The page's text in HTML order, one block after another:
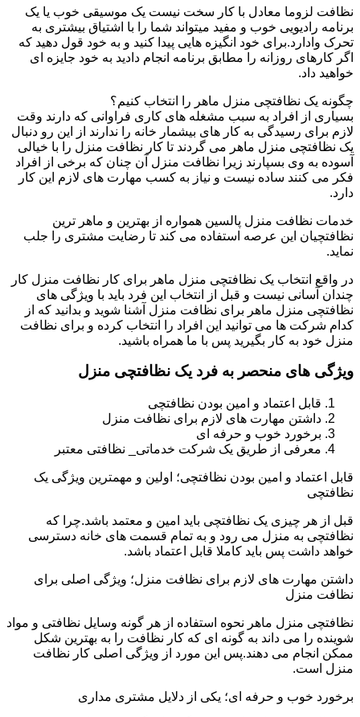
نظافت لزوما معادل با کار سخت نیست یک موسیقی خوب یا یک
برنامه رادیویی خوب و مفید میتواند شما را با اشتیاق بیشتری به
تحرک وادارد.برای خود انگیزه هایی پیدا کنید و به خود قول دهید که
اگر کارهای روزانه را مطابق برنامه انجام دادید به خود جایزه ای
خواهید داد.
چگونه یک نظافتچی منزل ماهر را انتخاب کنیم؟
بسیاری از افراد به سبب مشغله های کاری فراوانی که دارند وقت
لازم برای رسیدگی به کار های بیشمار خانه را ندارند از این رو دنبال
یک نظافتچی منزل ماهر می گردند تا کار نظافت منزل را با خیالی
آسوده به وی بسپارند زیرا نظافت منزل آن چنان که برخی از افراد
فکر می کنند ساده نیست و نیاز به کسب مهارت های لازم این کار
دارد.
خدمات نظافت منزل پالسین همواره از بهترین و ماهر ترین
نظافتچیان این عرصه استفاده می کند تا رضایت مشتری را جلب
نماید.
در واقع انتخاب یک نظافتچی منزل ماهر برای کار نظافت منزل کار
چندان آسانی نیست و قبل از انتخاب این فرد باید با ویژگی های
نظافتچی منزل ماهر برای نظافت منزل آشنا شوید و بدانید که از
کدام شرکت ها می توانید این افراد را انتخاب کرده و برای نظافت
منزل خود به کار بگیرید پس با ما همراه باشید.
ویژگی های منحصر به فرد یک نظافتچی منزل
قابل اعتماد و امین بودن نظافتچی
داشتن مهارت های لازم برای نظافت منزل
برخورد خوب و حرفه ای
معرفی از طریق یک شرکت خدماتی_ نظافتی معتبر
قابل اعتماد و امین بودن نظافتچی؛ اولین و مهمترین ویژگی یک
نظافتچی
قبل از هر چیزی یک نظافتچی باید امین و معتمد باشد.چرا که
نظافتچی به منزل می رود و به تمام قسمت های خانه دسترسی
خواهد داشت پس باید کاملا قابل اعتماد باشد.
داشتن مهارت های لازم برای نظافت منزل؛ ویژگی اصلی برای
نظافت منزل
نظافتچی منزل ماهر نحوه استفاده از هر گونه وسایل نظافتی و مواد
شوینده را می داند به گونه ای که کار نظافت را به بهترین شکل
ممکن انجام می دهند.پس این مورد از ویژگی اصلی کار نظافت
منزل است.
برخورد خوب و حرفه ای؛ یکی از دلایل مشتری مداری